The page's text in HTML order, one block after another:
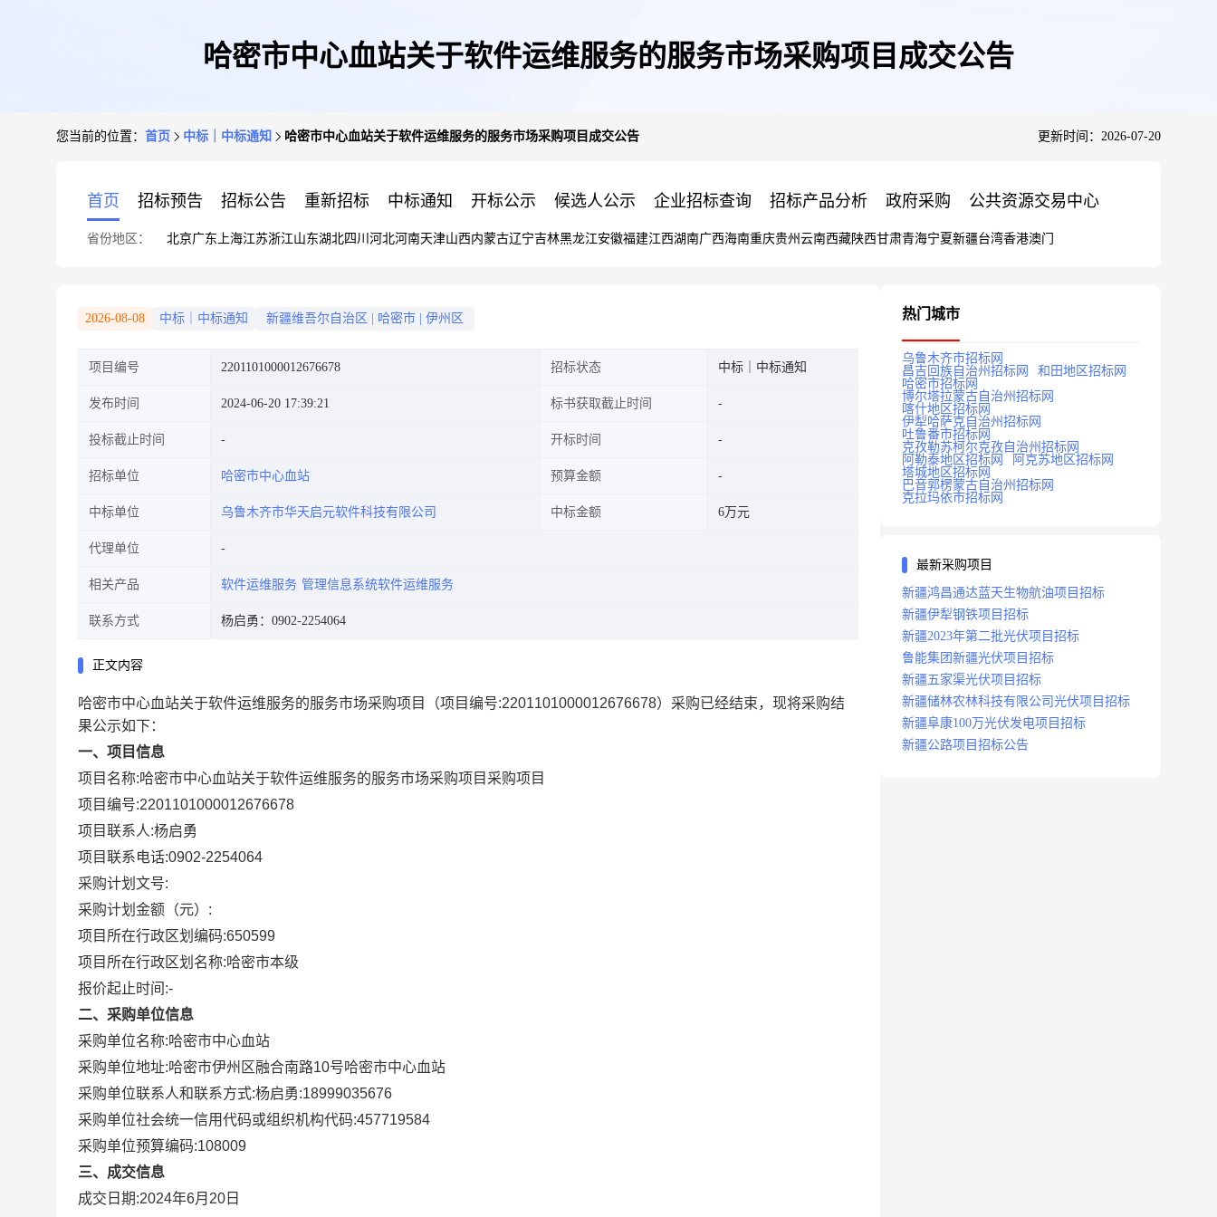
哈密市中心血站关于软件运维服务的服务市场采购项目成交公告
您当前的位置： 首页 中标｜中标通知 哈密市中心血站关于软件运维服务的服务市场采购项目成交公告 更新时间：2026-07-20
首页 招标预告 招标公告 重新招标 中标通知 开标公示 候选人公示 企业招标查询 招标产品分析 政府采购 公共资源交易中心
省份地区： 北京广东 上海江苏浙江山东湖北四川 河北河南天津山西内蒙古辽宁吉林黑龙江安徽福建江西湖南广西海南重庆贵州 云南西藏陕西甘肃青海宁夏新疆台湾香港澳门
2026-08-08 中标｜中标通知 新疆维吾尔自治区 哈密市 伊州区
项目编号 2201101000012676678 招标状态 中标｜中标通知
发布时间 2024-06-20 17:39:21 标书获取截止时间
投标截止时间 开标时间
招标单位 哈密市中心血站 预算金额
中标单位 乌鲁木齐市华天启元软件科技有限公司 中标金额 6万元
代理单位
相关产品 软件运维服务 管理信息系统软件运维服务
联系方式 杨启勇：0902-2254064
正文内容
哈密市中心血站关于软件运维服务的服务市场采购项目 （项目编号:2201101000012676678）采购已经结束，现将采购结
果公示如下：
一、项目信息
项目名称:哈密市中心血站关于软件运维服务的服务市场采购项目 采购项目
项目编号:2201101000012676678
项目联系人:杨启勇
项目联系电话:0902-2254064
采购计划文号:
采购计划金额（元）:
项目所在行政区划编码:650599
项目所在行政区划名称:哈密市本级
报价起止时间:-
二、采购单位信息
采购单位名称:哈密市中心血站
采购单位地址:哈密市伊州区融合南路10号哈密市中心血站
采购单位联系人和联系方式:杨启勇:18999035676
采购单位社会统一信用代码或组织机构代码:457719584
采购单位预算编码:108009
三、成交信息
成交日期:2024年6月20日
热门城市
乌鲁木齐市招标网
昌吉回族自治州招标网
和田地区招标网
哈密市招标网
博尔塔拉蒙古自治州招标网
喀什地区招标网
伊犁哈萨克自治州招标网
吐鲁番市招标网
克孜勒苏柯尔克孜自治州招标网
阿勒泰地区招标网
阿克苏地区招标网
塔城地区招标网
巴音郭楞蒙古自治州招标网
克拉玛依市招标网
最新采购项目
新疆鸿昌通达蓝天生物航油项目招标
新疆伊犁钢铁项目招标
新疆2023年第二批光伏项目招标
鲁能集团新疆光伏项目招标
新疆五家渠光伏项目招标
新疆储林农林科技有限公司光伏项目招标
新疆阜康100万光伏发电项目招标
新疆公路项目招标公告